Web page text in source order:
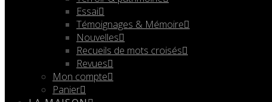
Essai
Témoignages & Mémoire
Nouvelles
Recueils de mots croisés
Revues
Mon compte
Panier